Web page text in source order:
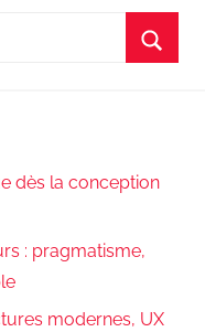
dès la conception
: pragmatisme,
modernes, UX